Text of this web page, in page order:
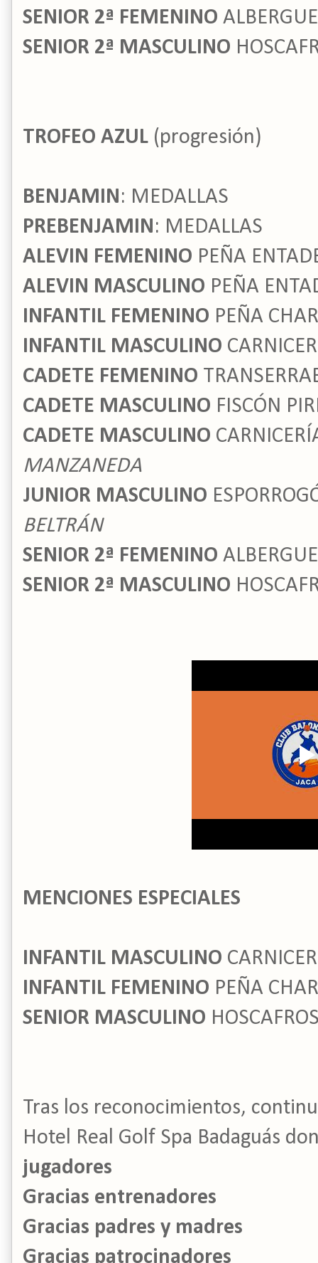
SENIOR 2ª FEMENINO
SENIOR 2ª MASCULINO
TROFEO AZUL (progresión)
BENJAMIN: MEDALLAS
PREBENJAMIN: MEDALLAS
ALEVIN FEMENINO PEÑA
ALEVIN MASCULINO PEÑA
INFANTIL FEMENINO PEÑA
INFANTIL MASCULINO
CADETE FEMENINO
CADETE MASCULINO FISCÓN
CADETE MASCULINO
MANZANEDA
JUNIOR MASCULINO
BELTRÁN
SENIOR 2ª FEMENINO
SENIOR 2ª MASCULINO
MENCIONES ESPECIALES
INFANTIL MASCULINO
INFANTIL FEMENINO PEÑA
SENIOR MASCULINO
Tras los reconocimientos,
Hotel Real Golf Spa Badaguás
jugadores
Gracias entrenadores
Gracias padres y madres
Gracias patrocinadores